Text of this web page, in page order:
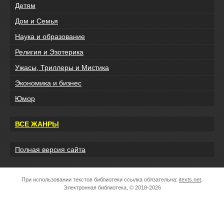
Детям
Дом и Семья
Наука и образование
Религия и Эзотерика
Ужасы, Триллеры и Мистика
Экономика и бизнес
Юмор
ВСЕ ЖАНРЫ
Полная версия сайта
При использовании текстов библиотеки ссылка обязательна: itexts.net
Электронная библиотека, © 2018-2026